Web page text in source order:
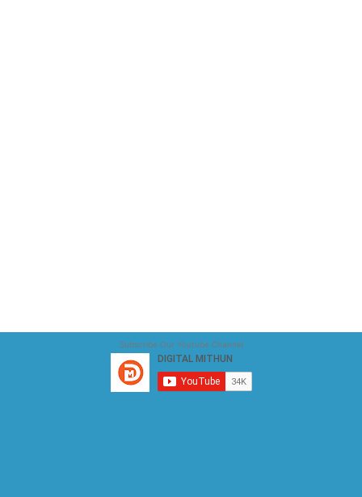
Subscribe Our Youtube Channel